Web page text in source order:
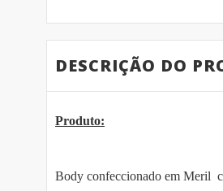
DESCRIÇÃO DO
Produto:
Body confeccionado em Meril